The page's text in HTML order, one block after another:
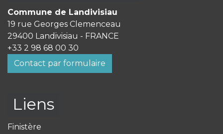
Commune de Landivisiau
19 rue Georges Clemenceau
29400 Landivisiau - FRANCE
+33 2 98 68 00 30
Contact par formulaire
Liens
Finistère